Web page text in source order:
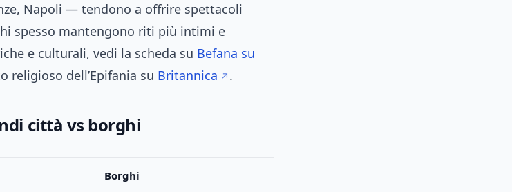
Napoli — tendono a offrire spettacoli
spesso mantengono riti più intimi e
e culturali, vedi la scheda su Befana su
religioso dell’Epifania su Britannica .
città vs borghi
Borghi